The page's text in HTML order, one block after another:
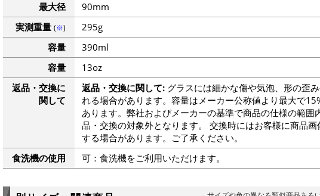
最大径
90mm
実測重量 (※)
295g
容量
390ml
容量
13oz
返品・交換に
関して
返品・交換に関して:グラスには細かな傷や気泡、形の歪
れる場合があります。容量はメーカー公称値より最大で
あります。弊社およびメーカーの基準で商品の仕様の範囲
品・交換の対象外となります。 交換時にはお客様に商品
する場合があります。ご了承ください。
食洗機の使用
可：食洗機をご利用いただけます。